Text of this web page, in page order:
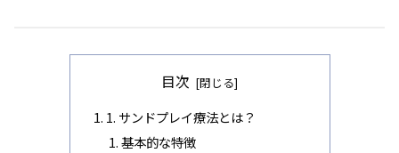
目次
1. サンドプレイ療法とは？
基本的な特徴